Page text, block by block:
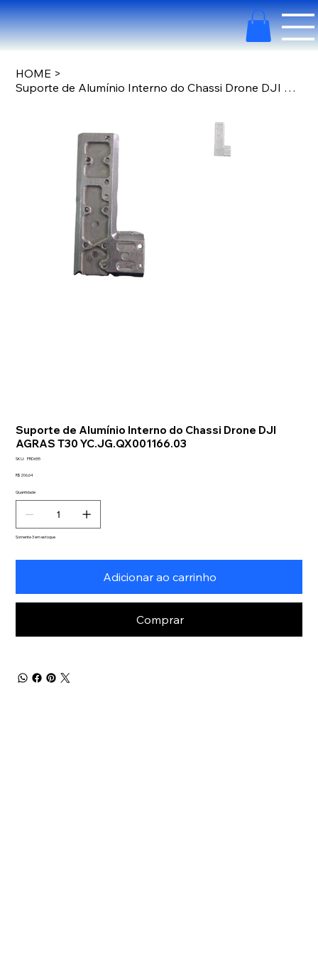
HOME >
Suporte de Alumínio Interno do Chassi Drone DJI AGRAS T30 YC.JG.QX001166.03
Suporte de Alumínio Interno do Chassi Drone DJI
AGRAS T30 YC.JG.QX001166.03
SKU: SKU
PRD655
Preço
R$ 206,64
Quantidade
Somente 3 em estoque
Adicionar ao carrinho
Comprar